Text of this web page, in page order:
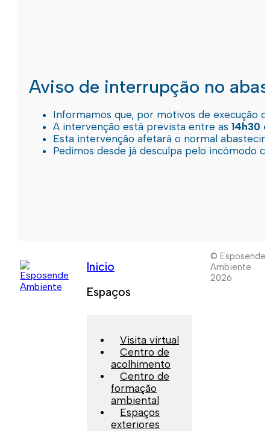
Aviso de interrupção no
Informamos que, por motivos de execução
A intervenção está prevista entre as 14h30
Esta intervenção afetará o normal
Pedimos desde já desculpa pelo incómodo
Início
Espaços
Visita virtual
Centro de
acolhimento
Centro de
formação
ambiental
Espaços
exteriores
© Esposende
Ambiente
2026